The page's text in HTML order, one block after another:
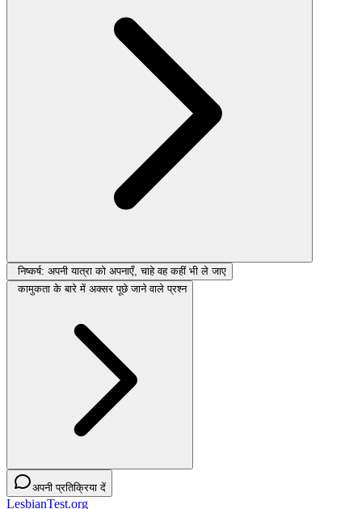
निष्कर्ष: अपनी यात्रा को अपनाएँ, चाहे वह कहीं भी ले जाए
कामुकता के बारे में अक्सर पूछे जाने वाले प्रश्न
अपनी प्रतिक्रिया दें
LesbianTest.org